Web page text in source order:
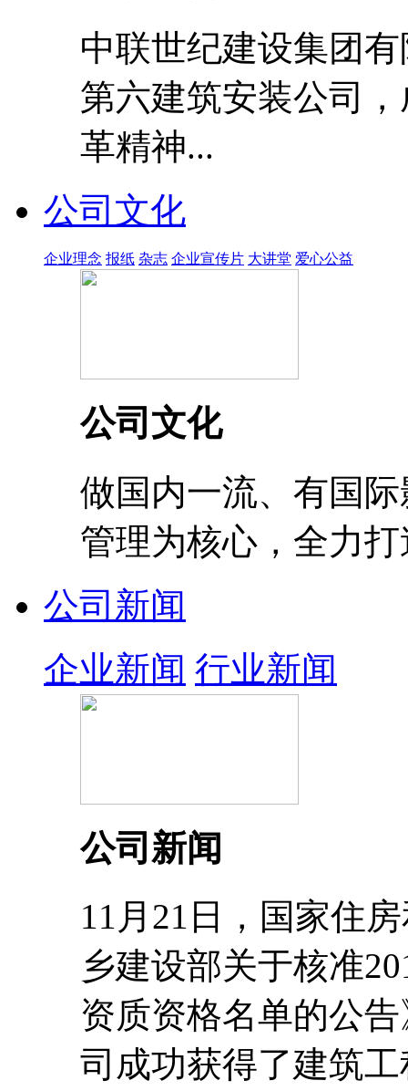
中联世纪建设集团
第六建筑安装公司
革精神...
公司文化
企业理念 报纸 杂志 企业宣传片 大讲堂 爱心公益
公司文化
做国内一流、有国
管理为核心，全力
公司新闻
企业新闻 行业新闻
公司新闻
11月21日，国家住
乡建设部关于核准
资质资格名单的公
司成功获得了建筑